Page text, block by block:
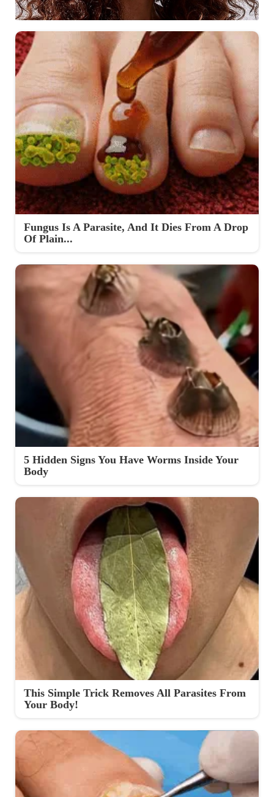
Fungus Is A Parasite, And It Dies From A Drop
Of Plain...
5 Hidden Signs You Have Worms Inside Your
Body
This Simple Trick Removes All Parasites From
Your Body!